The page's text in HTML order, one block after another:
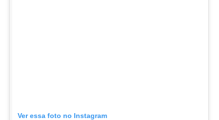
Ver essa foto no Instagram